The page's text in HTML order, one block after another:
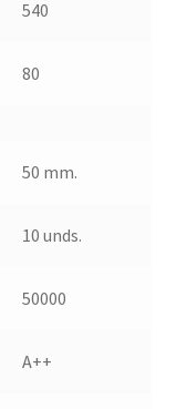
540
80
50 mm.
10 unds.
50000
A++